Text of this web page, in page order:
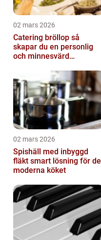
02 mars 2026
Catering bröllop så
skapar du en personlig
och minnesvärd
02 mars 2026
Spishäll med inbyggd
fläkt smart lösning för det
moderna köket